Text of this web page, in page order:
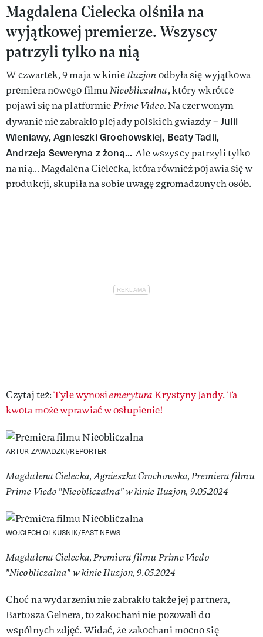
Magdalena Cielecka olśniła na
wyjątkowej premierze. Wszyscy
patrzyli tylko na nią
W czwartek, 9 maja w kinieIluzjon odbyła się wyjątkowa
premiera nowego filmuNieobliczalna, który wkrótce
pojawi się na platformiePrime Video.Na czerwonym
dywanie nie zabrakło plejady polskich gwiazdy – Julii
Wieniawy, Agnieszki Grochowskiej, Beaty Tadli,
Andrzeja Seweryna z żoną... Ale wszyscy patrzyli tylko
na nią… Magdalena Cielecka, która również pojawia się w
produkcji, skupiła na sobie uwagę zgromadzonych osób.
Czytaj też:Tyle wynosiemeryturaKrystyny Jandy. Ta
kwota może wprawiać w osłupienie!
ARTUR ZAWADZKI/REPORTER
Magdalena Cielecka, Agnieszka Grochowska, Premiera filmu
Prime Viedo "Nieobliczalna" w kinie Iluzjon, 9.05.2024
WOJCIECH OLKUSNIK/EAST NEWS
Magdalena Cielecka, Premiera filmu Prime Viedo
"Nieobliczalna" w kinie Iluzjon, 9.05.2024
Choć na wydarzeniu nie zabrakło także jej partnera,
Bartosza Gelnera, to zakochani nie pozowali do
wspólnych zdjęć. Widać, że zakochani mocno się